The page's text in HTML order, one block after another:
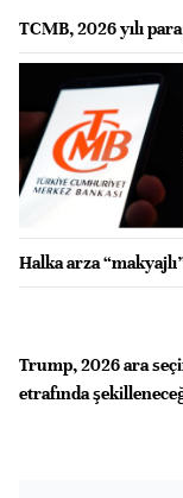
TCMB, 2026 yılı
Halka arza
Trump, 2026 ara
etrafında